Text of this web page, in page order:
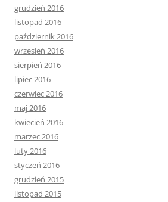
grudzień 2016
listopad 2016
październik 2016
wrzesień 2016
sierpień 2016
lipiec 2016
czerwiec 2016
maj 2016
kwiecień 2016
marzec 2016
luty 2016
styczeń 2016
grudzień 2015
listopad 2015